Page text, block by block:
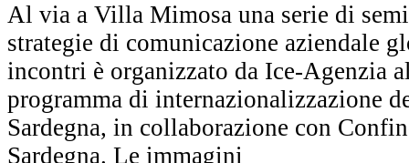
Al via a Villa Mimosa una serie di
strategie di comunicazione aziendale
incontri è organizzato da Ice-Agenzia
programma di internazionalizzazione
Sardegna, in collaborazione con
Sardegna. Le immagini